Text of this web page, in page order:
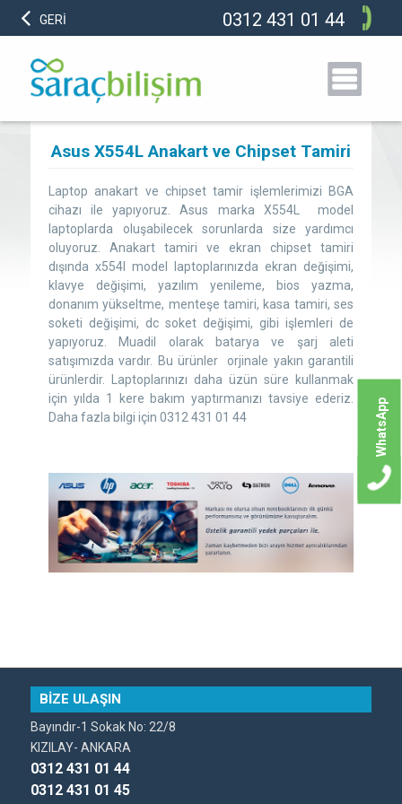
GERİ 0312 431 01 44
Asus X554L Anakart ve Chipset Tamiri
Laptop anakart ve chipset tamir işlemlerimizi BGA
cihazı ile yapıyoruz. Asus marka X554L model
laptoplarda oluşabilecek sorunlarda size yardımcı
oluyoruz. Anakart tamiri ve ekran chipset tamiri
dışında x554l model laptoplarınızda ekran değişimi,
klavye değişimi, yazılım yenileme, bios yazma,
donanım yükseltme, menteşe tamiri, kasa tamiri, ses
soketi değişimi, dc soket değişimi, gibi işlemleri de
yapıyoruz. Muadil olarak batarya ve şarj aleti
satışımızda vardır. Bu ürünler orjinale yakın garantili
ürünlerdir. Laptoplarınızı daha üzün süre kullanmak
için yılda 1 kere bakım yaptırmanızı tavsiye ederiz.
Daha fazla bilgi için 0312 431 01 44
BİZE ULAŞIN
Bayındır-1 Sokak No: 22/8
KIZILAY- ANKARA
0312 431 01 44
0312 431 01 45
WhatsApp